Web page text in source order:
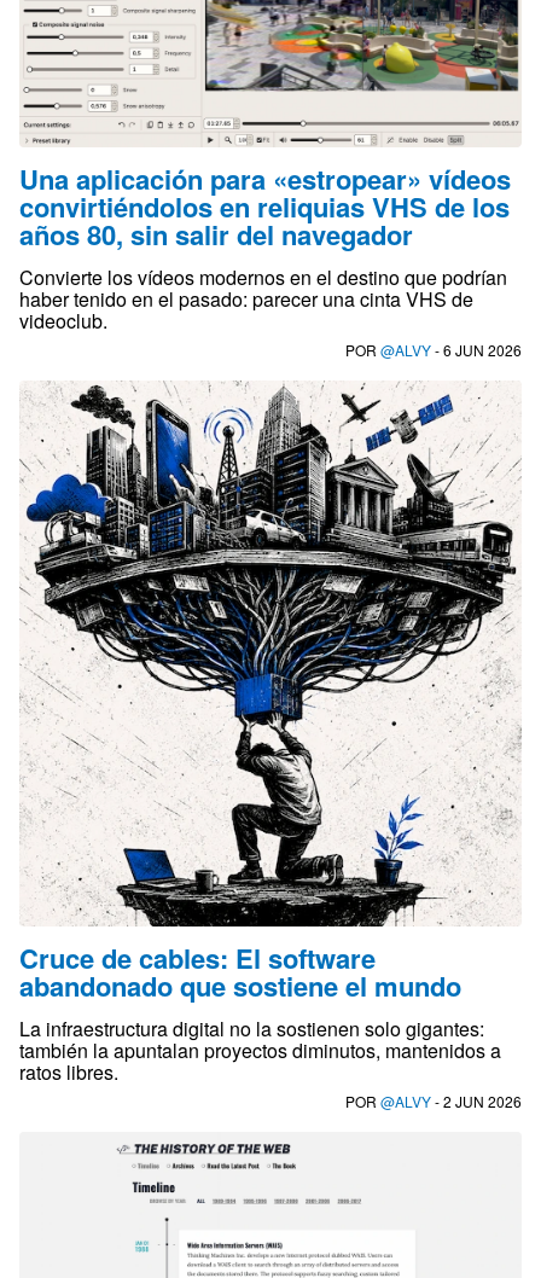
Una aplicación para «estropear» vídeos
convirtiéndolos en reliquias VHS de los
años 80, sin salir del navegador
Convierte los vídeos modernos en el destino que podrían
haber tenido en el pasado: parecer una cinta VHS de
videoclub.
POR @ALVY- 6 JUN 2026
Cruce de cables: El software
abandonado que sostiene el mundo
La infraestructura digital no la sostienen solo gigantes:
también la apuntalan proyectos diminutos, mantenidos a
ratos libres.
POR @ALVY- 2 JUN 2026